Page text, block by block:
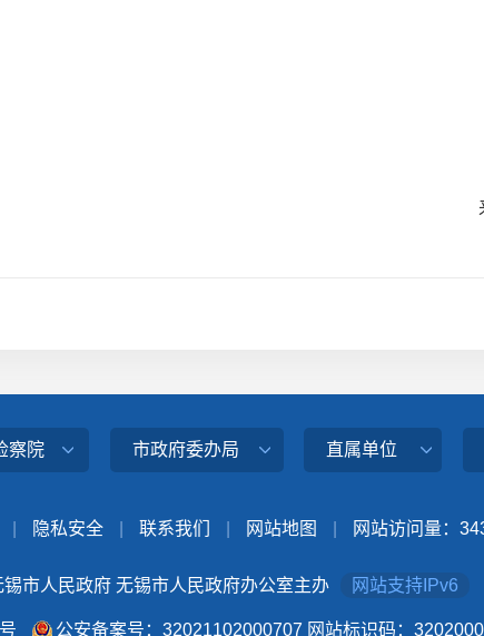
察院 市政府委办局 直属单位
隐私安全 联系我们 网站地图 网站访问量：
市人民政府 无锡市人民政府办公室主办 网站支持IPv6
公安备案号：32021102000707 网站标识码：